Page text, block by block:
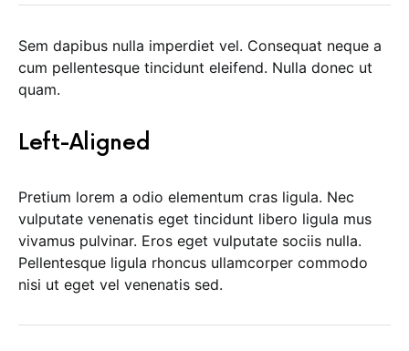
Sem dapibus nulla imperdiet vel. Consequat neque a
cum pellentesque tincidunt eleifend. Nulla donec ut
quam.
Left-Aligned
Pretium lorem a odio elementum cras ligula. Nec
vulputate venenatis eget tincidunt libero ligula mus
vivamus pulvinar. Eros eget vulputate sociis nulla.
Pellentesque ligula rhoncus ullamcorper commodo
nisi ut eget vel venenatis sed.